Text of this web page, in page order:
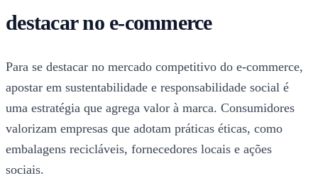
destacar no e-commerce
Para se destacar no mercado competitivo do e-commerce,
apostar em sustentabilidade e responsabilidade social é
uma estratégia que agrega valor à marca. Consumidores
valorizam empresas que adotam práticas éticas, como
embalagens recicláveis, fornecedores locais e ações
sociais.